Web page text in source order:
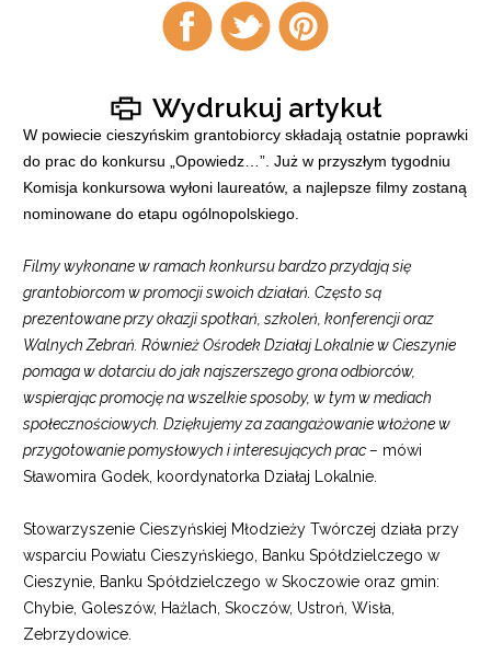
Udostępnij
na
facebook
Udostępnij
na
twitter
Udostępnij
na
pintrest
Wydrukuj artykuł
W powiecie cieszyńskim grantobiorcy składają ostatnie poprawki
do prac do konkursu „Opowiedz…”. Już w przyszłym tygodniu
Komisja konkursowa wyłoni laureatów, a najlepsze filmy zostaną
nominowane do etapu ogólnopolskiego.
Filmy wykonane w ramach konkursu bardzo przydają się
grantobiorcom w promocji swoich działań. Często są
prezentowane przy okazji spotkań, szkoleń, konferencji oraz
Walnych Zebrań. Również Ośrodek Działaj Lokalnie w Cieszynie
pomaga w dotarciu do jak najszerszego grona odbiorców,
wspierając promocję na wszelkie sposoby, w tym w mediach
społecznościowych. Dziękujemy za zaangażowanie włożone w
przygotowanie pomysłowych i interesujących prac – mówi
Sławomira Godek, koordynatorka Działaj Lokalnie.
Stowarzyszenie Cieszyńskiej Młodzieży Twórczej działa przy
wsparciu Powiatu Cieszyńskiego, Banku Spółdzielczego w
Cieszynie, Banku Spółdzielczego w Skoczowie oraz gmin:
Chybie, Goleszów, Hażlach, Skoczów, Ustroń, Wisła,
Zebrzydowice.